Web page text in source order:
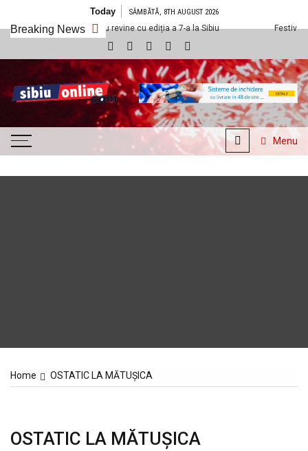
Today SÂMBĂTĂ, 8TH AUGUST 2026
Breaking News
Științescu revine cu ediția a 7-a la Sibiu Festivalul Ars
SibiuOnline.com
… locatii si evenimente din
Sibiu!!!
Menu
Home OSTATIC LA MĂTUŞICA
OSTATIC LA MĂTUŞICA